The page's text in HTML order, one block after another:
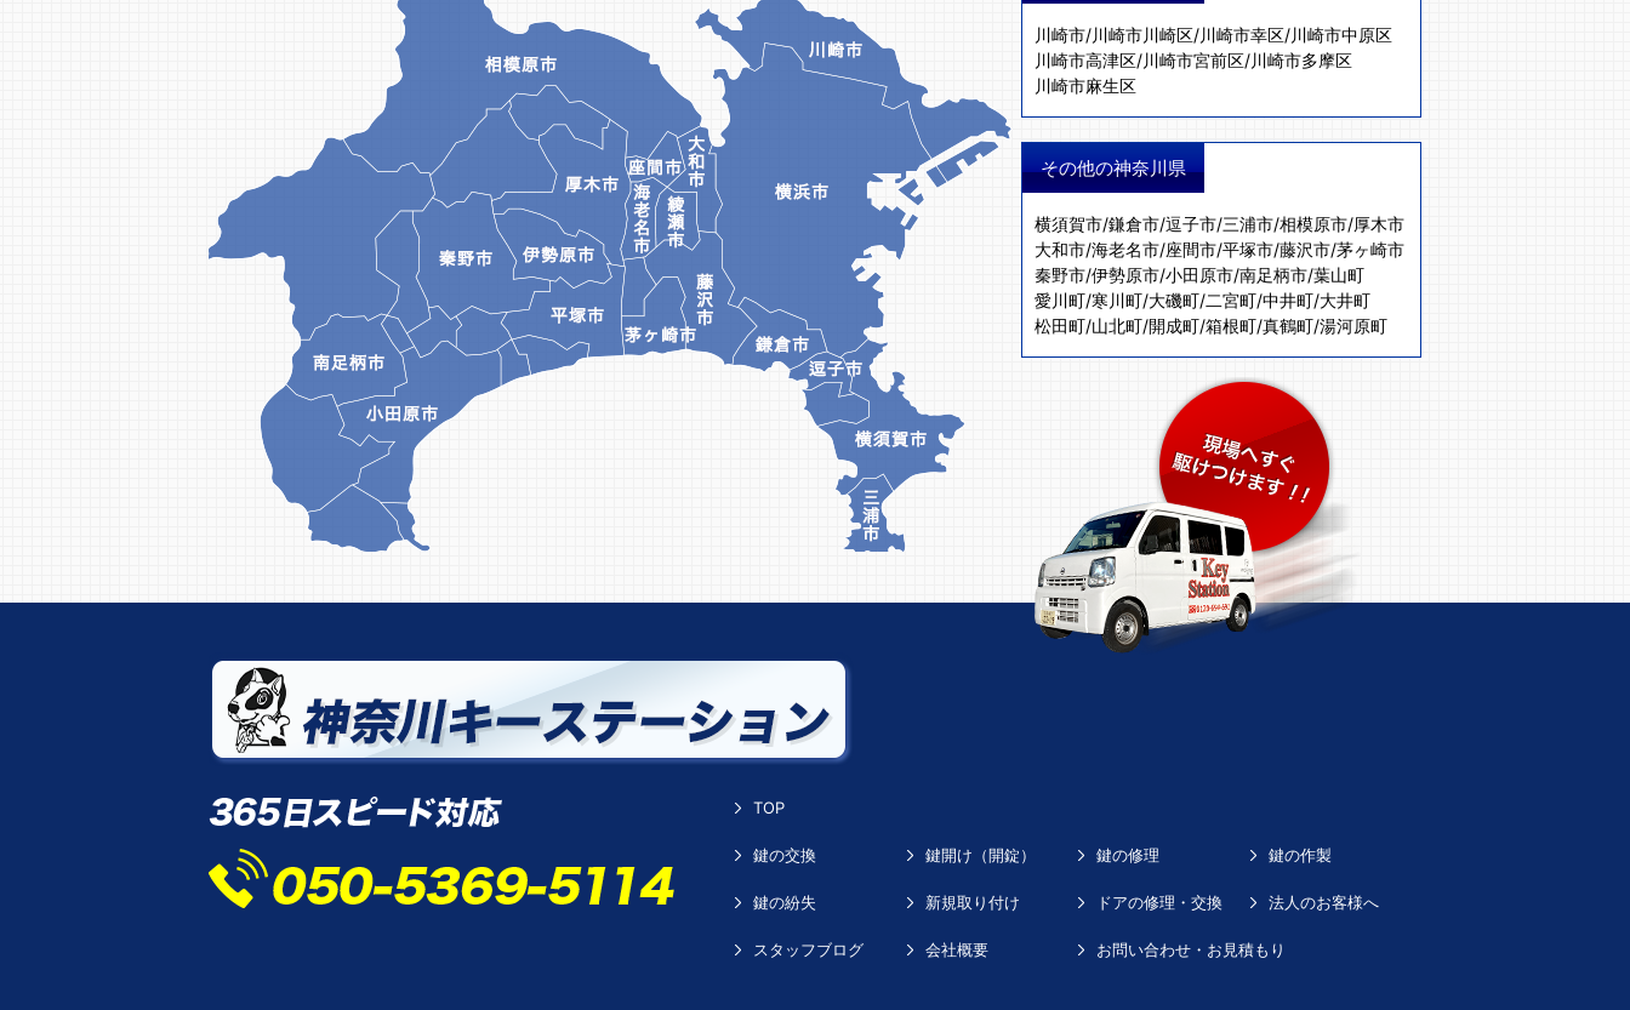
川崎市/川崎市川崎区/川崎市幸区/川崎市中原区
川崎市高津区/川崎市宮前区/川崎市多摩区
川崎市麻生区
その他の神奈川県
横須賀市/鎌倉市/逗子市/三浦市/相模原市/厚木市
大和市/海老名市/座間市/平塚市/藤沢市/茅ヶ崎市
秦野市/伊勢原市/小田原市/南足柄市/葉山町
愛川町/寒川町/大磯町/二宮町/中井町/大井町
松田町/山北町/開成町/箱根町/真鶴町/湯河原町
TOP
鍵の交換 鍵開け（開錠） 鍵の修理 鍵の作製
鍵の紛失 新規取り付け ドアの修理・交換 法人のお客様へ
スタッフブログ 会社概要 お問い合わせ・お見積もり